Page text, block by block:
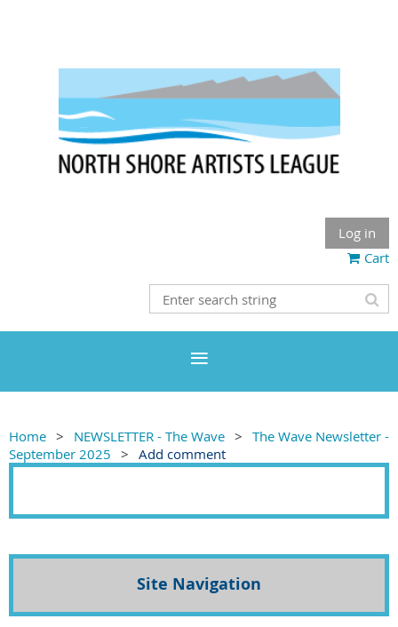
Log in
Cart
Home NEWSLETTER - The Wave
The Wave Newsletter -
September 2025
Add comment
Site Navigation